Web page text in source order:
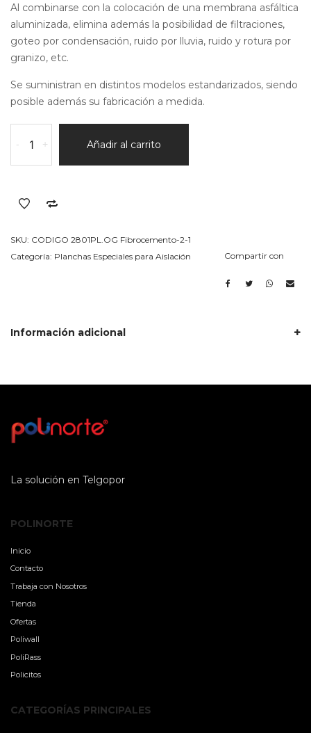
Al combinarse con la colocación de una membrana asfáltica
aluminizada, elimina además la posibilidad de filtraciones,
goteo por condensación, ruido por lluvia, ruido y rotura por
granizo, etc.
Se suministran en distintos modelos estandarizados, siendo
posible además su fabricación a medida.
-
Grande
Fibrocemento)
15KG/M3
cantidad
+ Añadir al carrito
SKU: CODIGO 2801PL.OG Fibrocemento-2-1
Categoría: Planchas Especiales para Aislación Compartir con
Información adicional
La solución en Telgopor
POLINORTE
Inicio
Contacto
Trabaja con Nosotros
Tienda
Ofertas
Poliwall
PoliRass
Policitos
CATEGORÍAS PRINCIPALES